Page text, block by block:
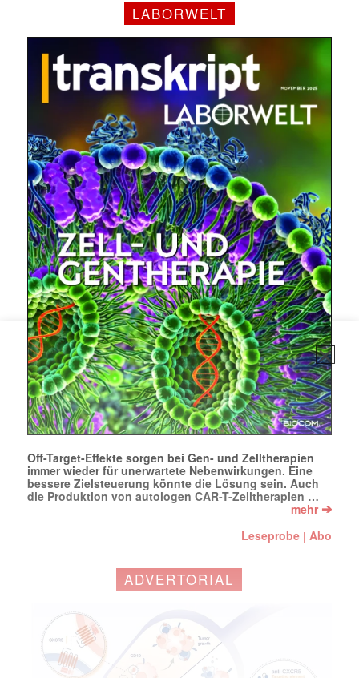
✕
LABORWELT
Off-Target-Effekte sorgen bei Gen- und Zelltherapien
immer wieder für unerwartete Nebenwirkungen. Eine
bessere Zielsteuerung könnte die Lösung sein. Auch
die Produktion von autologen CAR-T-Zelltherapien …
mehr➔
Leseprobe |Abo
ADVERTORIAL